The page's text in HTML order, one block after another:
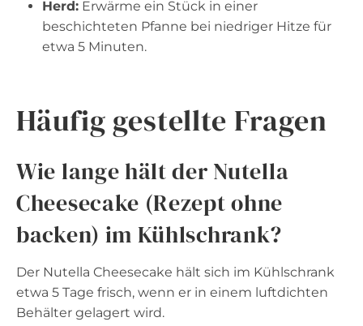
Herd: Erwärme ein Stück in einer
beschichteten Pfanne bei niedriger Hitze für
etwa 5 Minuten.
Häufig gestellte Fragen
Wie lange hält der Nutella
Cheesecake (Rezept ohne
backen) im Kühlschrank?
Der Nutella Cheesecake hält sich im Kühlschrank
etwa 5 Tage frisch, wenn er in einem luftdichten
Behälter gelagert wird.